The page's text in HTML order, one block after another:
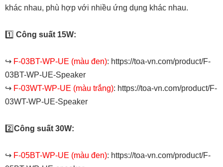
khác nhau, phù hợp với nhiều ứng dụng khác nhau.
1️⃣ Công suất 15W:
↪️ F-03BT-WP-UE (màu đen): https://toa-vn.com/product/F-
03BT-WP-UE-Speaker
↪️ F-03WT-WP-UE (màu trắng): https://toa-vn.com/product/F-
03WT-WP-UE-Speaker
2️⃣Công suất 30W:
↪️ F-05BT-WP-UE (màu đen): https://toa-vn.com/product/F-